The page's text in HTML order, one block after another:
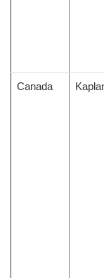
Canada